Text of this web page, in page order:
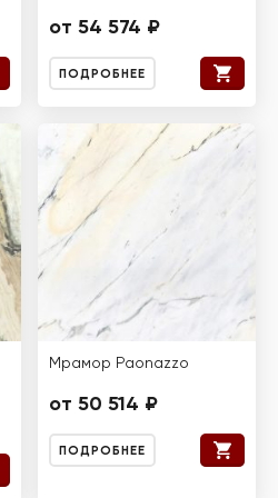
от 54 574 ₽
ПОДРОБНЕЕ
Мрамор Paonazzo
от 50 514 ₽
ПОДРОБНЕЕ